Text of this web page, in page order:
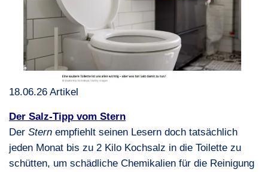
18.06.26 Artikel
Der Salz-Tipp vom Stern
Der Stern empfiehlt seinen Lesern doch tatsächlich
jeden Monat bis zu 2 Kilo Kochsalz in die Toilette zu
schütten, um schädliche Chemikalien für die Reinigung